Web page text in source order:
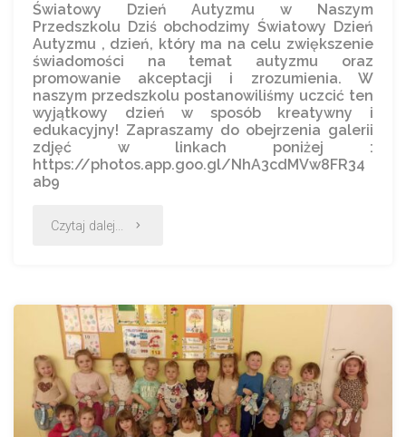
Światowy Dzień Autyzmu w Naszym
Przedszkolu Dziś obchodzimy Światowy Dzień
Autyzmu , dzień, który ma na celu zwiększenie
świadomości na temat autyzmu oraz
promowanie akceptacji i zrozumienia. W
naszym przedszkolu postanowiliśmy uczcić ten
wyjątkowy dzień w sposób kreatywny i
edukacyjny! Zapraszamy do obejrzenia galerii
zdjęć w linkach poniżej :
https://photos.app.goo.gl/NhA3cdMVw8FR34
ab9
Czytaj dalej...